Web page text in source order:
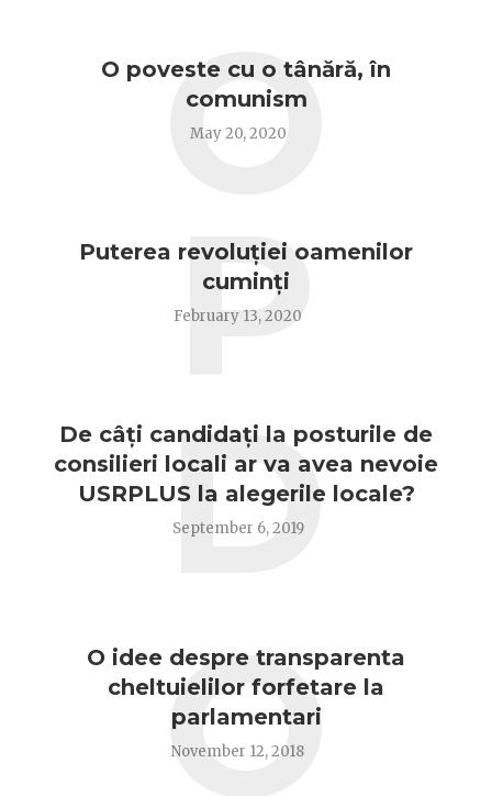
O poveste cu o tânără, în
comunism
May 20, 2020
O
Puterea revoluției oamenilor
cuminți
February 13, 2020
P
De câți candidați la posturile de
consilieri locali ar va avea nevoie
USRPLUS la alegerile locale?
September 6, 2019
D
O idee despre transparenta
cheltuielilor forfetare la
parlamentari
November 12, 2018
O